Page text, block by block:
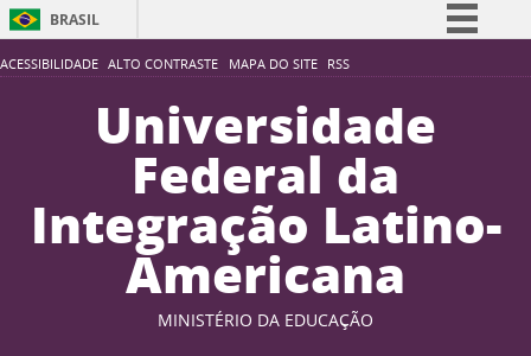
ACESSIBILIDADE ALTO CONTRASTE MAPA DO SITE RSS
BRASIL
Simplifique!
Participe
Acesso à informação
Legislação
Canais
Universidade
Federal da
Integração Latino-
Americana
MINISTÉRIO DA EDUCAÇÃO